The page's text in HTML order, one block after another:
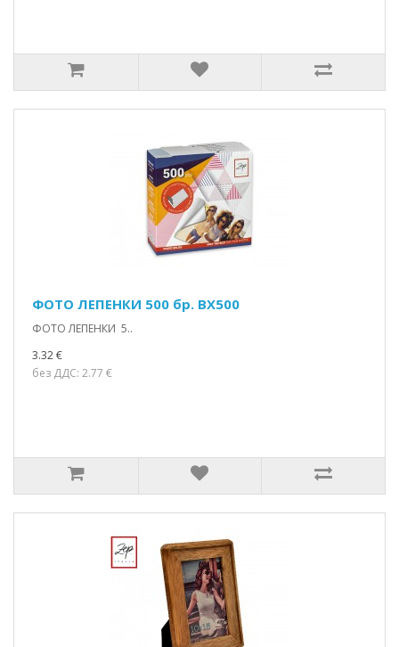
ФОТО ЛЕПЕНКИ 500 бр. BX500
ФОТО ЛЕПЕНКИ 5..
3.32 €
без ДДС: 2.77 €